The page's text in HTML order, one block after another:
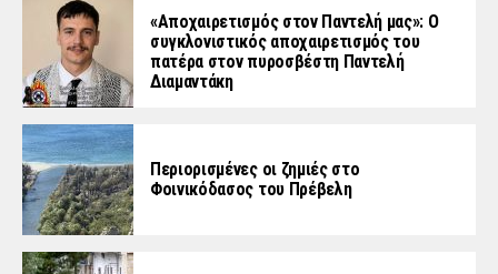
«Aποχαιρετισμός στον Παντελή μας»: Ο
συγκλονιστικός αποχαιρετισμός του
πατέρα στον πυροσβέστη Παντελή
Διαμαντάκη
Περιορισμένες οι ζημιές στο
Φοινικόδασος του Πρέβελη